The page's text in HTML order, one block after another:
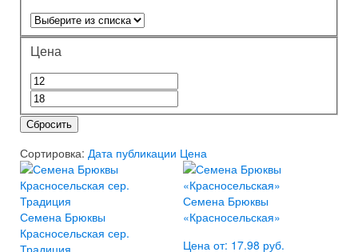
Цена
Сбросить
Сортировка: Дата публикации Цена
Семена Брюквы
Красносельская сер.
Семена Брюквы
«Красносельская»
Цена от: 17.98 руб.